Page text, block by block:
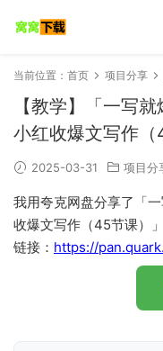
当前位置： 首页 项目分享
【教学】「一写
小红收爆文写作（
2025-03-31 项目分
我用夸克网盘分享了「
收爆文写作（45节课）」
链接： https://